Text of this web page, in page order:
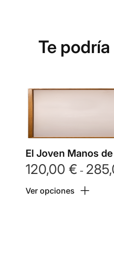
Te
El Joven Manos
120,00 € -
Ver opciones